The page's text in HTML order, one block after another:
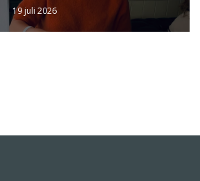
19 juli 2026